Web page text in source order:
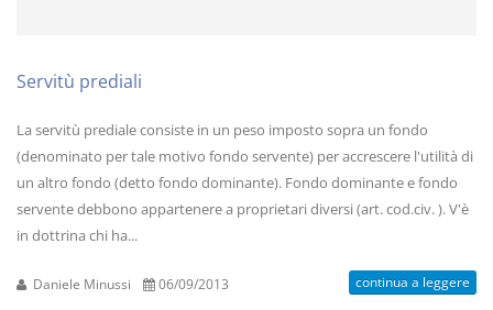
Servitù prediali
La servitù prediale consiste in un peso imposto sopra un fondo
(denominato per tale motivo fondo servente) per accrescere l'utilità di
un altro fondo (detto fondo dominante). Fondo dominante e fondo
servente debbono appartenere a proprietari diversi (art. cod.civ. ). V'è
in dottrina chi ha...
Daniele Minussi 06/09/2013 continua a leggere